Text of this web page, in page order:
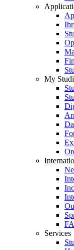
My
Services